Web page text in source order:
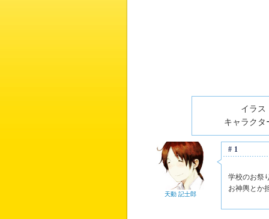
イラス
キャラクタ
天動 記士郎
#1
学校のお祭
お神輿とか